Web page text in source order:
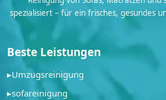
spezialisiert – für ein frisches, gesundes
Beste Leistungen
▸Umzugsreinigung
▸sofareinigung